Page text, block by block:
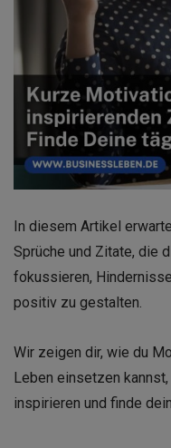
In diesem Artikel
Sprüche und Zitate, die
fokussieren,
positiv zu gestalten.
Wir zeigen dir, wie du
Leben einsetzen
inspirieren und finde